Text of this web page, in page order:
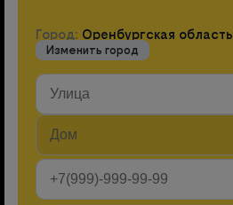
Город: Оренбургская область
Изменить город